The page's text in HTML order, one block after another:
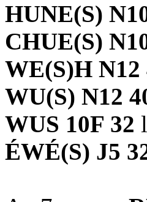
HUNE(S)
CHUE(S)
WE(S)H N12
WU(S) N12
WUS 10F 32
ÉWÉ(S) J5